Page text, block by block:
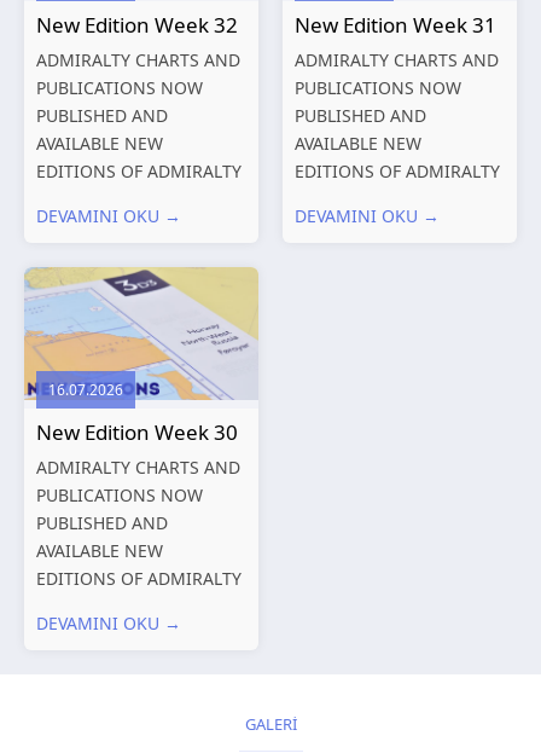
International chart
New Edition Week 32
ADMIRALTY CHARTS AND
PUBLICATIONS NOW
PUBLISHED AND
AVAILABLE NEW
EDITIONS OF ADMIRALTY
PUBLICATIONS New
Charts published 06
August 2026 Chart Title,
limits and other remarks
1602 China – Chang...
DEVAMINI OKU →
New Edition Week 31
ADMIRALTY CHARTS AND
PUBLICATIONS NOW
PUBLISHED AND
AVAILABLE NEW
EDITIONS OF ADMIRALTY
PUBLICATIONS New
DEVAMINI OKU →
16.07.2026
New Edition Week 30
ADMIRALTY CHARTS AND
PUBLICATIONS NOW
PUBLISHED AND
AVAILABLE NEW
EDITIONS OF ADMIRALTY
PUBLICATIONS New
DEVAMINI OKU →
GALERİ